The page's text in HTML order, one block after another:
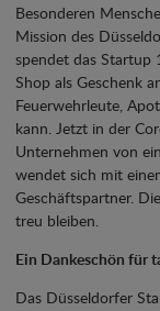
Besonderen
Mission des
spendet das Startup
Shop als Geschenk
Feuerwehrleute,
kann. Jetzt in der
Unternehmen von
wendet sich mit
Geschäftspartner.
treu bleiben.
Ein Dankeschön für
Das Düsseldorfer